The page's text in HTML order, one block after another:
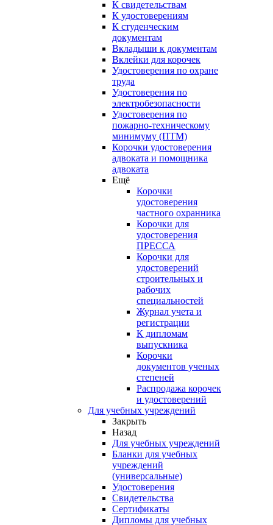
К свидетельствам
К удостоверениям
К студенческим
документам
Вкладыши к документам
Вклейки для корочек
Удостоверения по охране
труда
Удостоверения по
электробезопасности
Удостоверения по
пожарно-техническому
минимуму (ПТМ)
Корочки удостоверения
адвоката и помощника
адвоката
Ещё
Корочки
удостоверения
частного охранника
Корочки для
удостоверения
ПРЕССА
Корочки для
удостоверений
строительных и
рабочих
специальностей
Журнал учета и
регистрации
К дипломам
выпускника
Корочки
документов ученых
степеней
Распродажа корочек
и удостоверений
Для учебных учреждений
Закрыть
Назад
Для учебных учреждений
Бланки для учебных
учреждений
(универсальные)
Удостоверения
Свидетельства
Сертификаты
Дипломы для учебных